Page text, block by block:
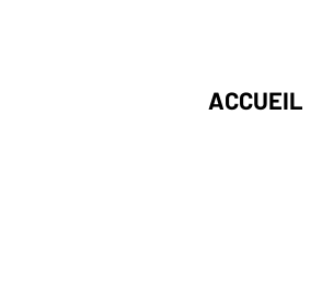
ACCUEIL